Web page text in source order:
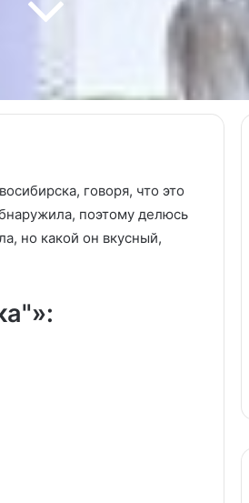
говоря, что это
поэтому делюсь
но какой он вкусный,
30.05.2024
из сливы с мятой,